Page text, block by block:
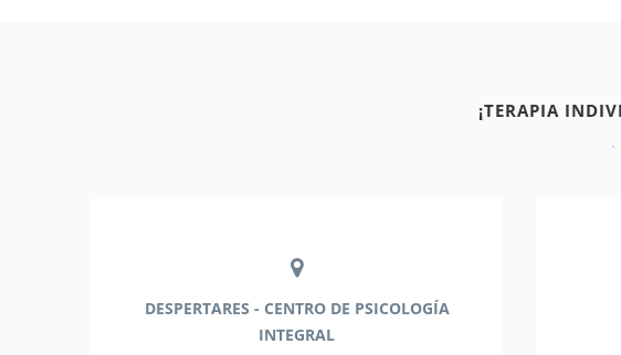
¡TERAPIA
DESPERTARES - CENTRO DE PSICOLOGÍA
INTEGRAL